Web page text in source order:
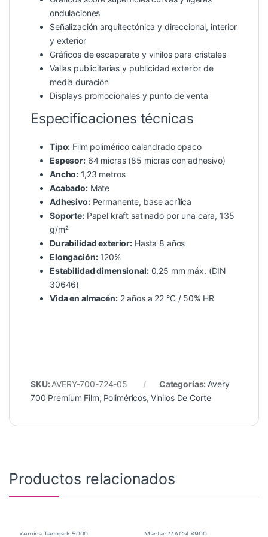
ondulaciones
Señalización arquitectónica y direccional, interior
y exterior
Gráficos de escaparate y vinilos para cristales
Vallas publicitarias y publicidad exterior de
media duración
Displays promocionales y punto de venta
Especificaciones técnicas
Tipo: Film polimérico calandrado opaco
Espesor:64 micras (85 micras con adhesivo)
Ancho: 1,23 metros
Acabado:Mate
Adhesivo:Permanente, base acrílica
Soporte:Papel kraft satinado por una cara, 135
g/m²
Durabilidad exterior: Hasta 8 años
Elongación:120%
Estabilidad dimensional:0,25 mm máx. (DIN
30646)
Vida en almacén:2 años a 22 °C / 50% HR
SKU: AVERY-700-724-05 Categorías: Avery
700 Premium Film, Poliméricos, Vinilos De Corte
Productos relacionados
Kemica Tecmark 5000 Mactac MACal 8900